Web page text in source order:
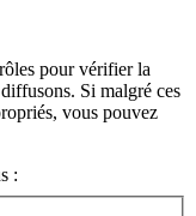
pour vérifier la
Si malgré ces
vous pouvez
: